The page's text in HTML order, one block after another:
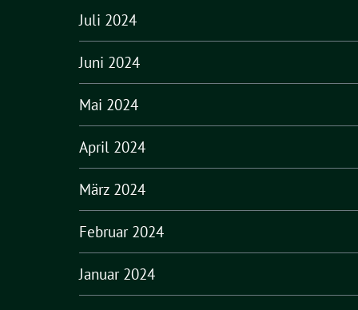
Juli 2024
Juni 2024
Mai 2024
April 2024
März 2024
Februar 2024
Januar 2024